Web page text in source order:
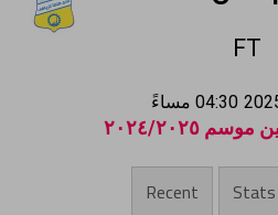
FT
04:30 مساءً
٢٠٢٤/٢٠٢٥
Stats
Recent